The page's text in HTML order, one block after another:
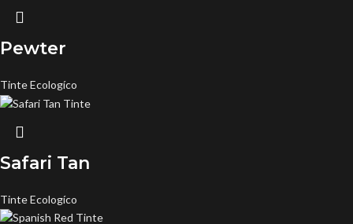
Pewter
Tinte Ecologíco
Safari Tan
Tinte Ecologíco